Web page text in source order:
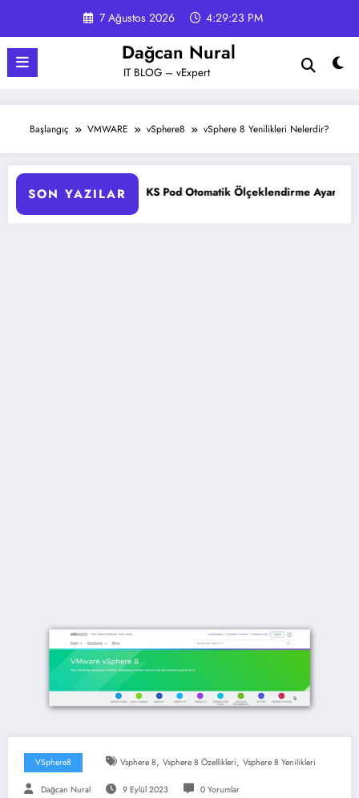
7 Ağustos 2026 4:29:24 PM
Dağcan Nural
IT BLOG – vExpert
Başlangıç VMWARE vSphere8 vSphere 8 Yenilikleri Nelerdir?
SON YAZILAR
AKS Pod Otomatik Ölçeklendirme Ayarları Rehberi
VSphere8 Vsphere 8, Vsphere 8 Özellikleri, Vsphere 8 Yenilikleri
Dağcan Nural 9 Eylül 2023 0 Yorumlar